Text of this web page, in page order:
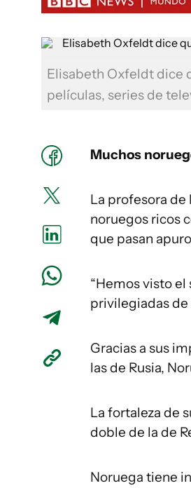
Elisabeth Oxfeldt dice
películas, series de
Muchos
La profesora de
noruegos ricos
que pasan
“Hemos visto
privilegiadas de
Gracias a sus
las de Rusia,
La fortaleza de
doble de la de
Noruega tiene